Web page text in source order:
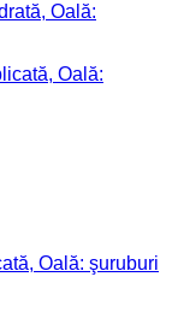
Oală:
Oală: şuruburi